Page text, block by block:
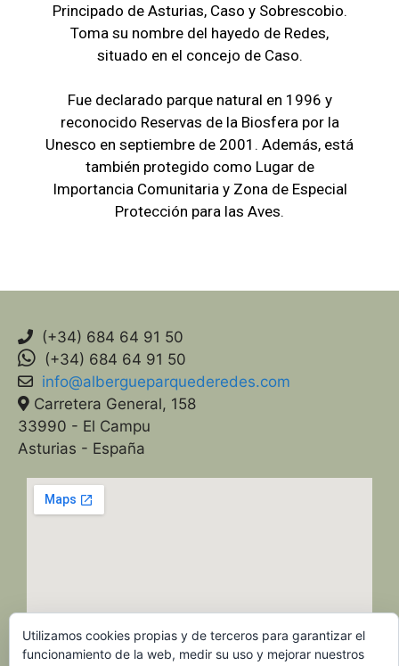
Principado de Asturias, Caso y Sobrescobio.
Toma su nombre del hayedo de Redes,
situado en el concejo de Caso.
Fue declarado parque natural en 1996 y
reconocido Reservas de la Biosfera por la
Unesco en septiembre de 2001. Además, está
también protegido como Lugar de
Importancia Comunitaria y Zona de Especial
Protección para las Aves.
(+34) 684 64 91 50
(+34) 684 64 91 50
info@albergueparquederedes.com
Carretera General, 158
33990 - El Campu
Asturias - España
Utilizamos cookies propias y de terceros para garantizar el
funcionamiento de la web, medir su uso y mejorar nuestros